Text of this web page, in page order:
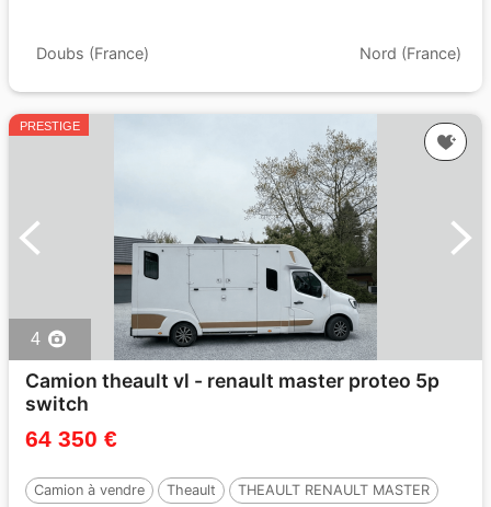
Doubs (France) Nord (France)
PRESTIGE
4
Camion theault vl - renault master proteo 5p
switch
64 350 €
Camion à vendre Theault
THEAULT RENAULT MASTER